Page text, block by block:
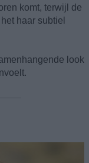
komt, terwijl de
haar subtiel
look